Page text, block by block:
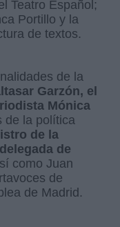
Teatro Español;
Portillo y la
de textos.
de la
Garzón, el
Mónica
de la política
de la
de
como Juan
de
de Madrid.